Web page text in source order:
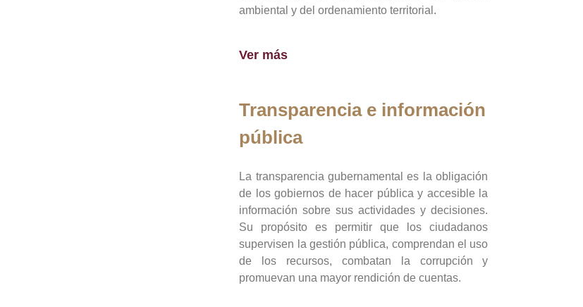
ambiental y del ordenamiento territorial.
Ver más
Transparencia e información
pública
La transparencia gubernamental es la obligación
de los gobiernos de hacer pública y accesible la
información sobre sus actividades y decisiones.
Su propósito es permitir que los ciudadanos
supervisen la gestión pública, comprendan el uso
de los recursos, combatan la corrupción y
promuevan una mayor rendición de cuentas.